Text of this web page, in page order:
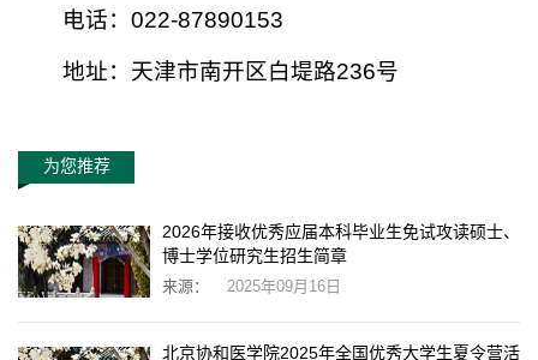
电话：022-87890153
地址：天津市南开区白堤路236号
为您推荐
2026年接收优秀应届本科毕业生免试攻读硕士、
博士学位研究生招生简章
来源： 2025年09月16日
北京协和医学院2025年全国优秀大学生夏令营活